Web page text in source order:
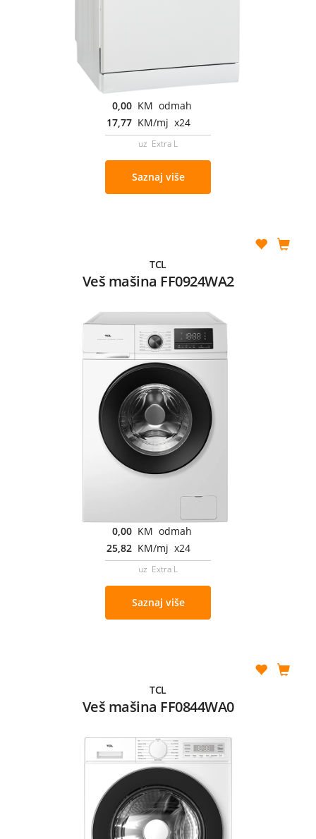
0,00 KM odmah
17,77 KM/mj x24
uz Extra L
Saznaj više
TCL
Veš mašina FF0924WA2
0,00 KM odmah
25,82 KM/mj x24
uz Extra L
Saznaj više
TCL
Veš mašina FF0844WA0